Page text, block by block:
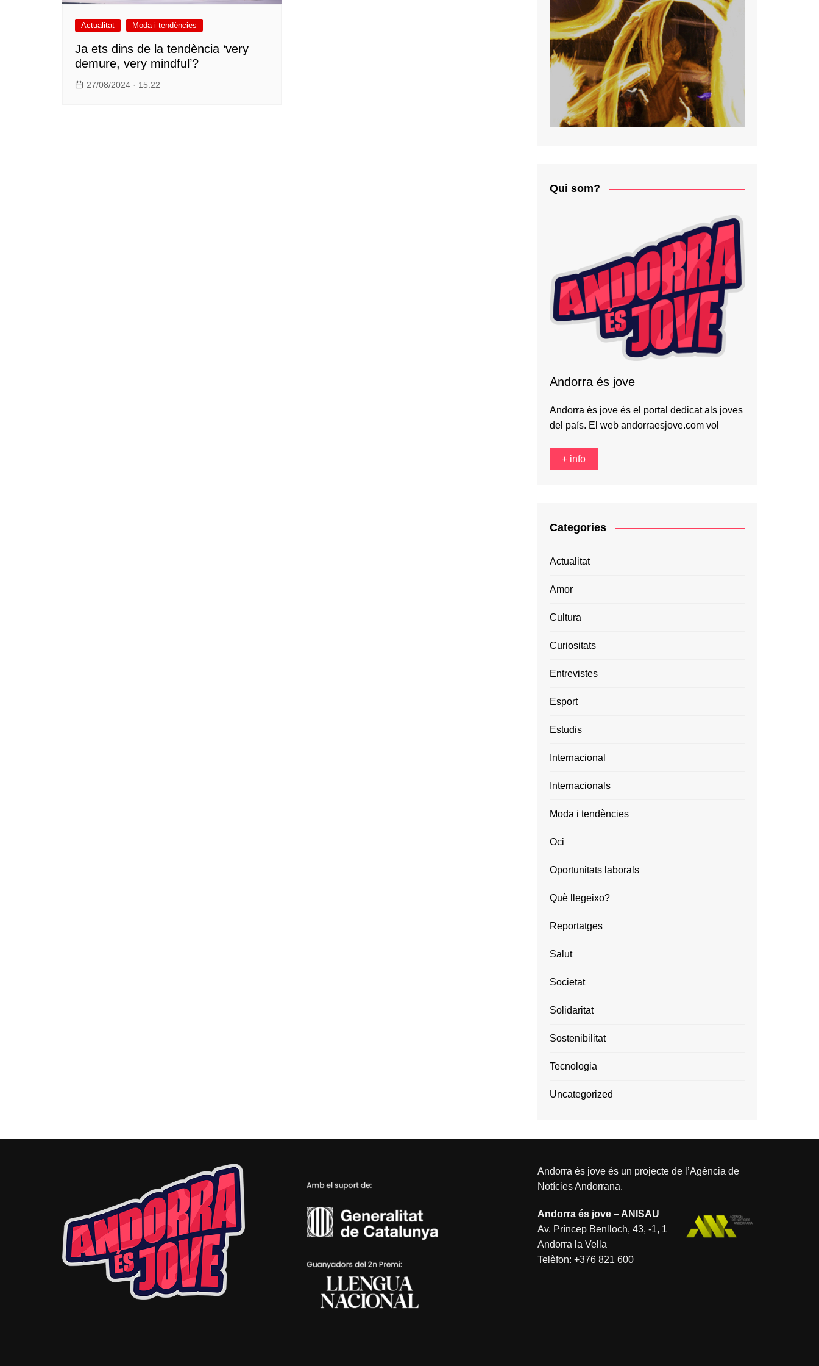
Actualitat Moda i tendències
Ja ets dins de la tendència ‘very
demure, very mindful’?
27/08/2024 · 15:22
Qui som?
Andorra és jove
Andorra és jove és el portal dedicat als joves
del país. El web andorraesjove.com vol
+ info
Categories
Actualitat
Amor
Cultura
Curiositats
Entrevistes
Esport
Estudis
Internacional
Internacionals
Moda i tendències
Oci
Oportunitats laborals
Què llegeixo?
Reportatges
Salut
Societat
Solidaritat
Sostenibilitat
Tecnologia
Uncategorized
Andorra és jove és un projecte de l’Agència de
Notícies Andorrana.
Andorra és jove – ANISAU
Av. Príncep Benlloch, 43, -1, 1
Andorra la Vella
Telèfon: +376 821 600